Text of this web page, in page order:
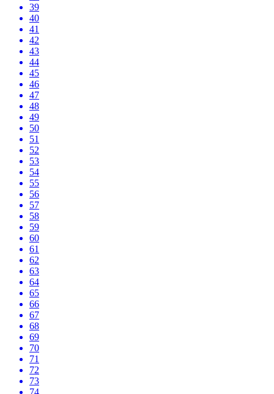
39
40
41
42
43
44
45
46
47
48
49
50
51
52
53
54
55
56
57
58
59
60
61
62
63
64
65
66
67
68
69
70
71
72
73
74